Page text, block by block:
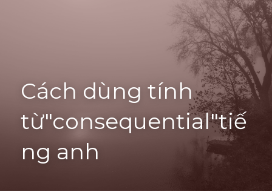
Điểm báo
Khác
Cách dùng tính
từ"consequential"tiế
ng anh